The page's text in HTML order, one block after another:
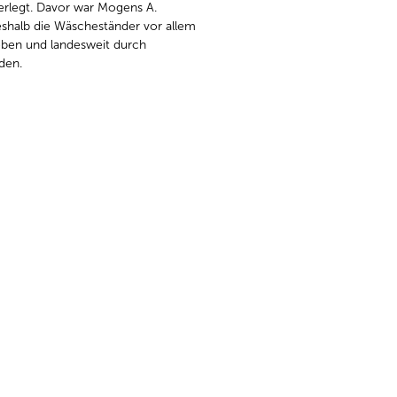
Davor war Mogens A.
die Wäscheständer vor allem
und landesweit durch